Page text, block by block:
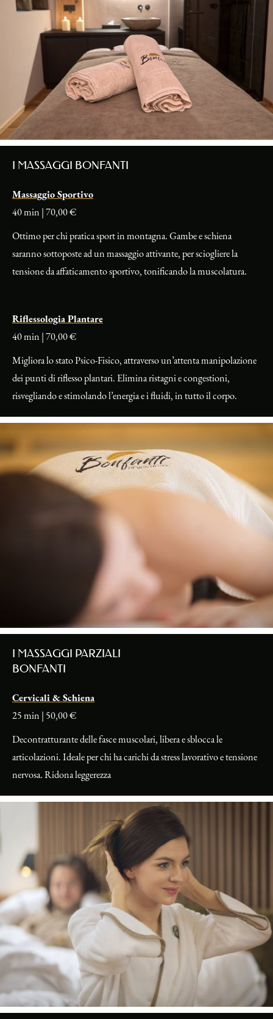
I MASSAGGI BONFANTI
Massaggio Sportivo
40 min | 70,00 €
Ottimo per chi pratica sport in montagna. Gambe e schiena
saranno sottoposte ad un massaggio attivante, per sciogliere la
tensione da affaticamento sportivo, tonificando la muscolatura.
Riflessologia Plantare
40 min | 70,00 €
Migliora lo stato Psico-Fisico, attraverso un’attenta manipolazione
dei punti di riflesso plantari. Elimina ristagni e congestioni,
risvegliando e stimolando l’energia e i fluidi, in tutto il corpo.
I MASSAGGI PARZIALI
BONFANTI
Cervicali & Schiena
25 min | 50,00 €
Decontratturante delle fasce muscolari, libera e sblocca le
articolazioni. Ideale per chi ha carichi da stress lavorativo e tensione
nervosa. Ridona leggerezza